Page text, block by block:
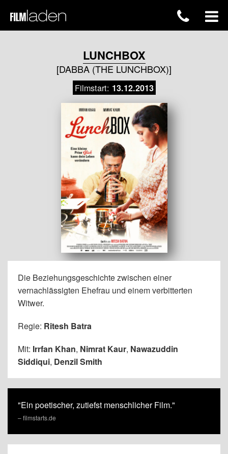
LUNCHBOX
[DABBA (THE LUNCHBOX)]
Filmstart: 13.12.2013
Die Beziehungsgeschichte zwischen einer
vernachlässigten Ehefrau und einem verbitterten
Witwer.
Regie: Ritesh Batra
Mit: Irrfan Khan, Nimrat Kaur, Nawazuddin
Siddiqui, Denzil Smith
"Ein poetischer, zutiefst menschlicher Film."
– filmstarts.de